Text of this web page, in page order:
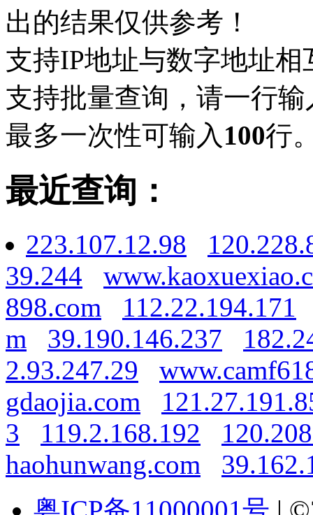
出的结果仅供参考！
支持IP地址与数字地址相
支持批量查询，请一行
最多一次性可输入 100行
最近查询：
223.107.12.98
39.244
898.com
112.22.194.171
m
39.190.146.237
2.93.247.29
gdaojia.com
3
119.2.168.192
haohunwang.com